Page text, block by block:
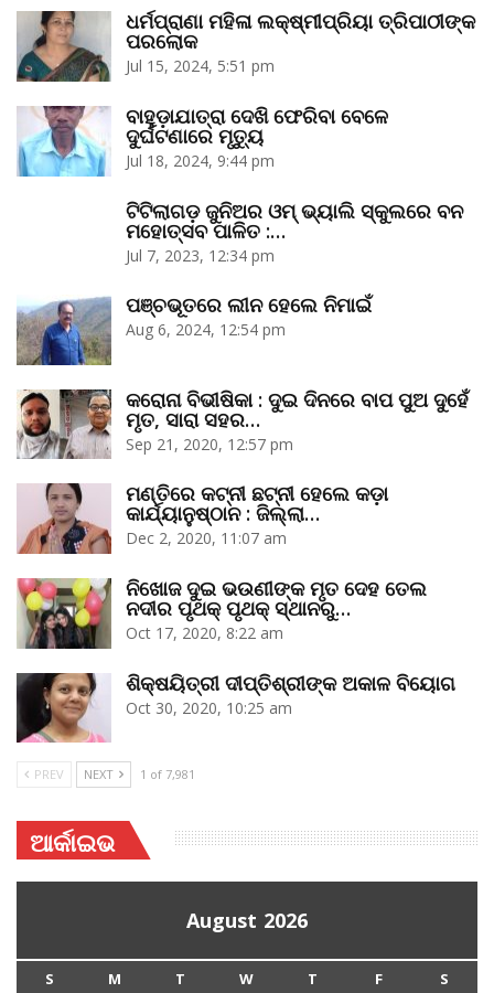
ଧର୍ମପ୍ରାଣା ମହିଳା ଲକ୍ଷ୍ମୀପ୍ରିୟା ତ୍ରିପାଠୀଙ୍କ
ପରଲୋକ
Jul 15, 2024, 5:51 pm
ବାହୁଡ଼ାଯାତ୍ରା ଦେଖି ଫେରିବା ବେଳେ
ଦୁର୍ଘଟଣାରେ ମୃତ୍ୟୁ
Jul 18, 2024, 9:44 pm
ଟିଟିଲାଗଡ଼ ଜୁନିଅର ଓମ୍‌ ଭ୍ୟାଲି ସ୍କୁଲରେ ବନ
ମହୋତ୍ସବ ପାଳିତ :…
Jul 7, 2023, 12:34 pm
ପଞ୍ଚଭୂତରେ ଲୀନ ହେଲେ ନିମାଇଁ
Aug 6, 2024, 12:54 pm
କରୋନା ବିଭୀଷିକା : ଦୁଇ ଦିନରେ ବାପ ପୁଅ ଦୁହେଁ
ମୃତ, ସାରା ସହର…
Sep 21, 2020, 12:57 pm
ମଣ୍ତିରେ କଟ୍‌ନୀ ଛଟ୍‌ନୀ ହେଲେ କଡ଼ା
କାର୍ଯ୍ୟାନୁଷ୍ଠାନ : ଜିଲ୍ଲା…
Dec 2, 2020, 11:07 am
ନିଖୋଜ ଦୁଇ ଭଉଣୀଙ୍କ ମୃତ ଦେହ ତେଲ
ନଦୀର ପୃଥକ୍‌ ପୃଥକ୍‌ ସ୍ଥାନରୁ…
Oct 17, 2020, 8:22 am
ଶିକ୍ଷୟିତ୍ରୀ ଦୀପ୍ତିଶ୍ରୀଙ୍କ ଅକାଳ ବିୟୋଗ
Oct 30, 2020, 10:25 am
PREV NEXT 1 of 7,981
ଆର୍କାଇଭ
August 2026
S M T W T F S